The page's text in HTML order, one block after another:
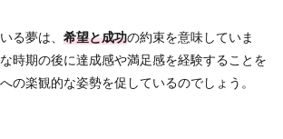
る夢は、 希望と成功の約束を意味していま
時期の後に達成感や満足感を経験することを
の楽観的な姿勢を促しているのでしょう。